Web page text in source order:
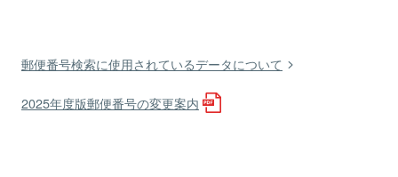
郵便番号検索に使用されているデータについて
2025年度版郵便番号の変更案内